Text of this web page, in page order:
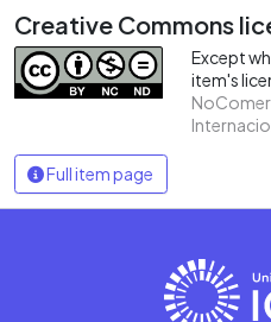
Creative Commons
Except
item's
Full item page